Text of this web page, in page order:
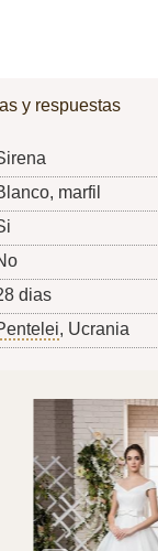
y respuestas
marfil
dias
, Ucrania